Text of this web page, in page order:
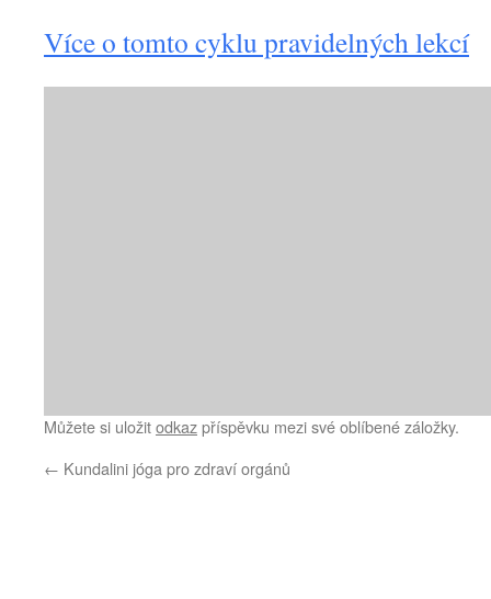
Více o tomto cyklu pravidelných lekcí
Můžete si uložitodkazpříspěvku mezi své oblíbené záložky.
← Kundalini jóga pro zdraví orgánů